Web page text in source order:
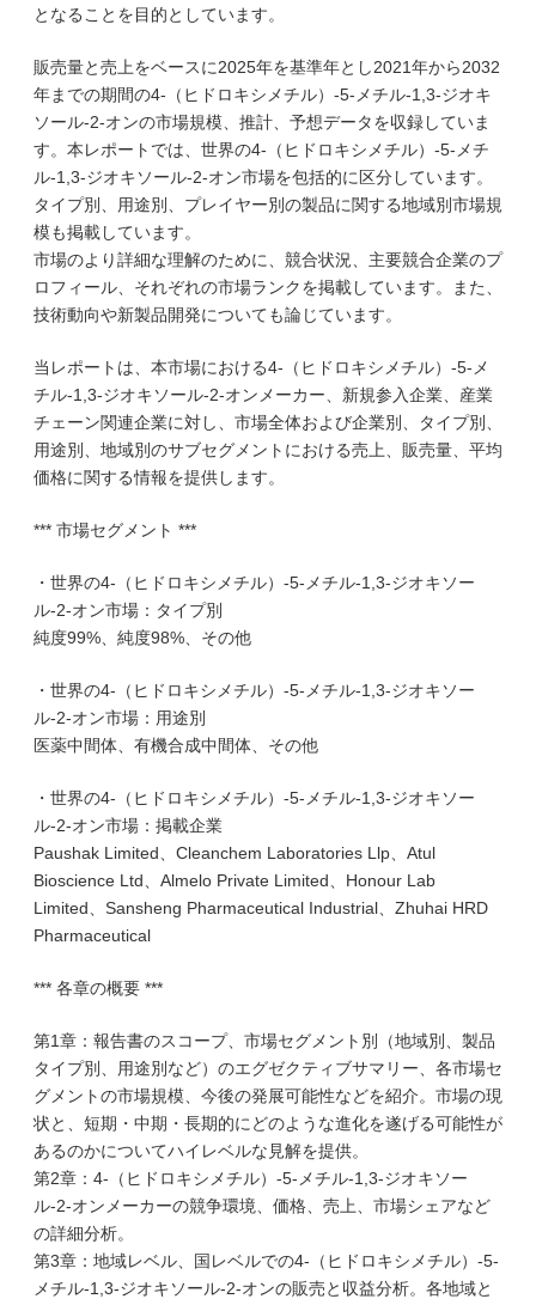
となることを目的としています。
販売量と売上をベースに2025年を基準年とし2021年から2032
年までの期間の4-（ヒドロキシメチル）-5-メチル-1,3-ジオキ
ソール-2-オンの市場規模、推計、予想データを収録していま
す。本レポートでは、世界の4-（ヒドロキシメチル）-5-メチ
ル-1,3-ジオキソール-2-オン市場を包括的に区分しています。
タイプ別、用途別、プレイヤー別の製品に関する地域別市場規
模も掲載しています。
市場のより詳細な理解のために、競合状況、主要競合企業のプ
ロフィール、それぞれの市場ランクを掲載しています。また、
技術動向や新製品開発についても論じています。
当レポートは、本市場における4-（ヒドロキシメチル）-5-メ
チル-1,3-ジオキソール-2-オンメーカー、新規参入企業、産業
チェーン関連企業に対し、市場全体および企業別、タイプ別、
用途別、地域別のサブセグメントにおける売上、販売量、平均
価格に関する情報を提供します。
*** 市場セグメント ***
・世界の4-（ヒドロキシメチル）-5-メチル-1,3-ジオキソー
ル-2-オン市場：タイプ別
純度99%、純度98%、その他
・世界の4-（ヒドロキシメチル）-5-メチル-1,3-ジオキソー
ル-2-オン市場：用途別
医薬中間体、有機合成中間体、その他
・世界の4-（ヒドロキシメチル）-5-メチル-1,3-ジオキソー
ル-2-オン市場：掲載企業
Paushak Limited、Cleanchem Laboratories Llp、Atul
Bioscience Ltd、Almelo Private Limited、Honour Lab
Limited、Sansheng Pharmaceutical Industrial、Zhuhai HRD
Pharmaceutical
*** 各章の概要 ***
第1章：報告書のスコープ、市場セグメント別（地域別、製品
タイプ別、用途別など）のエグゼクティブサマリー、各市場セ
グメントの市場規模、今後の発展可能性などを紹介。市場の現
状と、短期・中期・長期的にどのような進化を遂げる可能性が
あるのかについてハイレベルな見解を提供。
第2章：4-（ヒドロキシメチル）-5-メチル-1,3-ジオキソー
ル-2-オンメーカーの競争環境、価格、売上、市場シェアなど
の詳細分析。
第3章：地域レベル、国レベルでの4-（ヒドロキシメチル）-5-
メチル-1,3-ジオキソール-2-オンの販売と収益分析。各地域と